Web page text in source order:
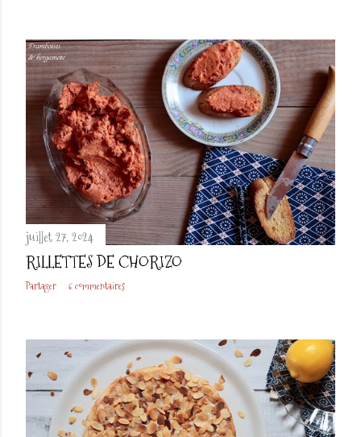
juillet 27, 2024
RILLETTES DE CHORIZO
Partager 6 commentaires